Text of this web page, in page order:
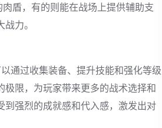
盾，有的则能在战场上提供辅助支
力。
通过收集装备、提升技能和强化等级
限，为玩家带来更多的战术选择和
强烈的成就感和代入感，激发出对